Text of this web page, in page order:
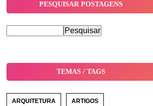
PESQUISAR POSTAGENS
TEMAS / TAGS
ARQUITETURA ARTIGOS